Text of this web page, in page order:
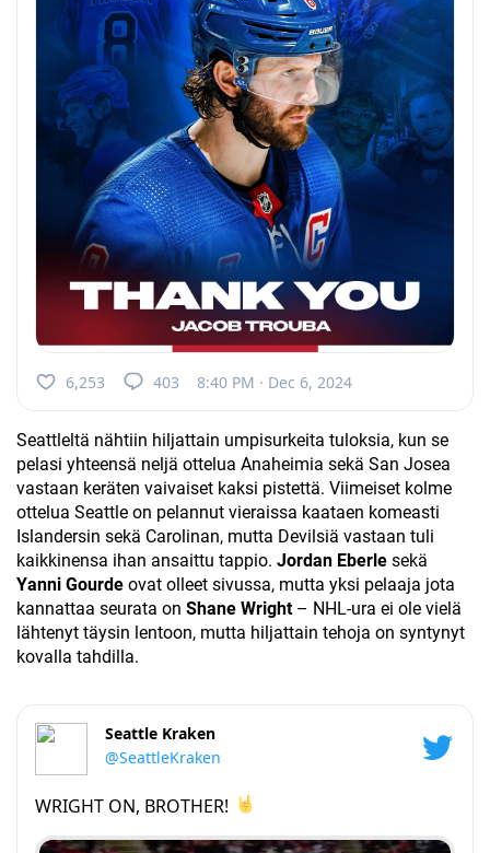
6,253 403 8:40 PM · Dec 6, 2024
Seattleltä nähtiin hiljattain umpisurkeita tuloksia, kun se
pelasi yhteensä neljä ottelua Anaheimia sekä San Josea
vastaan keräten vaivaiset kaksi pistettä. Viimeiset kolme
ottelua Seattle on pelannut vieraissa kaataen komeasti
Islandersin sekä Carolinan, mutta Devilsiä vastaan tuli
kaikkinensa ihan ansaittu tappio. Jordan Eberle sekä
Yanni Gourde ovat olleet sivussa, mutta yksi pelaaja jota
kannattaa seurata on Shane Wright– NHL-ura ei ole vielä
lähtenyt täysin lentoon, mutta hiljattain tehoja on syntynyt
kovalla tahdilla.
Seattle Kraken
@SeattleKraken
WRIGHT ON, BROTHER!